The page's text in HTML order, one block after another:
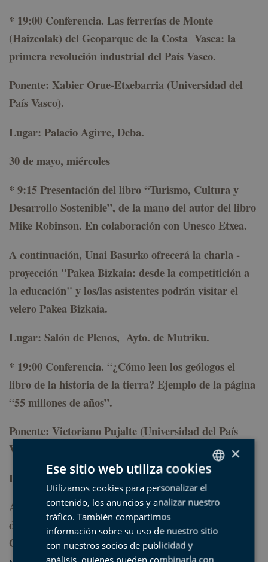
* 19:00 Conferencia. Las ferrerías de Monte
(Haizeolak) del Geoparque de la Costa Vasca: la
primera revolución industrial del País Vasco.
Ponente: Xabier Orue-Etxebarria (Universidad del
País Vasco).
Lugar: Palacio Agirre, Deba.
30 de mayo, miércoles
* 9:15 Presentación del libro “Turismo, Cultura y
Desarrollo Sostenible”, de la mano del autor del libro
Mike Robinson. En colaboración con Unesco Etxea.
A continuación, Unai Basurko ofrecerá la charla -
proyección "Pakea Bizkaia: desde la competitición a
la educación" y los/las asistentes podrán visitar el
velero Pakea Bizkaia.
Lugar: Salón de Plenos, Ayto. de Mutriku.
* 19:00 Conferencia. “¿Cómo leen los geólogos el
libro de la historia de la tierra? Ejemplo de la página
“55 millones de años”.
Ponente: Victoriano Pujalte (Universidad del País
Vasco).
Lugar: Centro de Interpretación Algorri de Zumaia.
Al inicio de la conferencia se entregarán los premios
del II Concurso de Fotografía Geológica
del
Geoparque de la Costa Vasca.Bases:
SPANISH
BASQUE
ENGLISH
×
Ese sitio web utiliza cookies
Utilizamos cookies para personalizar el
contenido, los anuncios y analizar nuestro
tráfico. También compartimos
información sobre su uso de nuestro sitio
con nuestros socios de publicidad y
análisis, quienes pueden combinarla con